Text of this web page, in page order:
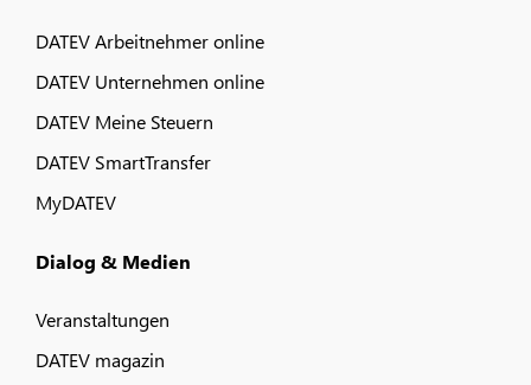
DATEV Arbeitnehmer online
DATEV Unternehmen online
DATEV Meine Steuern
DATEV SmartTransfer
MyDATEV
Dialog & Medien
Veranstaltungen
DATEV magazin